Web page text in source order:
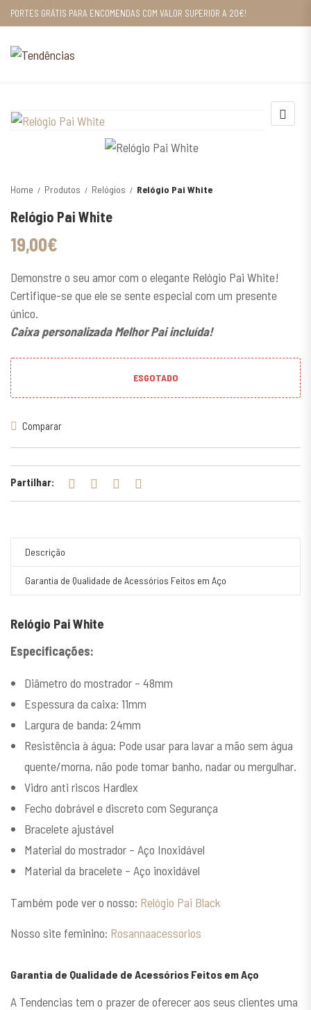
PORTES GRÁTIS PARA ENCOMENDAS COM VALOR SUPERIOR A 20€!
Home Produtos Relógios Relógio Pai White
Relógio Pai White
19,00€
Demonstre o seu amor com o elegante Relógio Pai White!
Certifique-se que ele se sente especial com um presente
único.
Caixa personalizada Melhor Pai incluída!
ESGOTADO
Comparar
Partilhar:
Descrição
Garantia de Qualidade de Acessórios Feitos em Aço
Relógio Pai White
Especificações:
Diâmetro do mostrador – 48mm
Espessura da caixa: 11mm
Largura de banda: 24mm
Resistência à água: Pode usar para lavar a mão sem água
quente/morna, não pode tomar banho, nadar ou mergulhar.
Vidro anti riscos Hardlex
Fecho dobrável e discreto com Segurança
Bracelete ajustável
Material do mostrador – Aço Inoxidável
Material da bracelete – Aço inoxidável
Também pode ver o nosso: Relógio Pai Black
Nosso site feminino: Rosannaacessorios
Garantia de Qualidade de Acessórios Feitos em Aço
A Tendencias tem o prazer de oferecer aos seus clientes uma